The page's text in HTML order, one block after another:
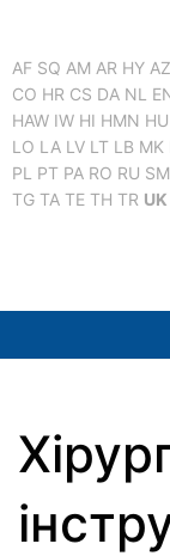
AF SQ AM AR HY AZ
CO HR CS DA NL
HAW IW HI HMN HU
LO LA LV LT LB MK
PL PT PA RO RU SM
TG TA TE TH TR UK